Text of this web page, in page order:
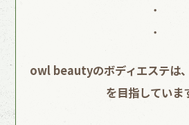
・
・
owl beautyのボディエステは
を目指していま